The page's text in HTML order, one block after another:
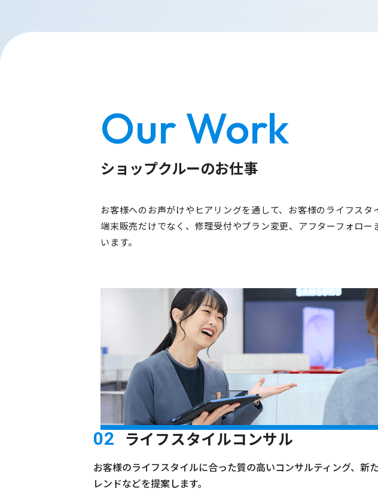
Our Work
ショップクルーのお仕事
お客様へのお声がけやヒアリングを通して、お客様のライフスタ
端末販売だけでなく、修理受付やプラン変更、アフターフォロ
います。
02 ライフスタイルコンサル
お客様のライフスタイルに合った質の高いコンサルティング、新
レンドなどを提案します。